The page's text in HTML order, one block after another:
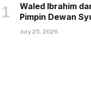
Waled Ibrahim
Pimpin Dewan
July 25, 2026